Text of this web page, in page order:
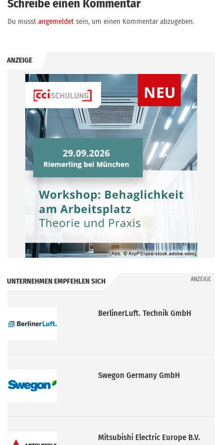
Schreibe einen Kommentar
Du musst angemeldet sein, um einen Kommentar abzugeben.
ANZEIGE
UNTERNEHMEN EMPFEHLEN SICH ANZEIGE
Swegon Germany GmbH
Mitsubishi Electric Europe B.V.
Airflow Lufttechnik GmbH